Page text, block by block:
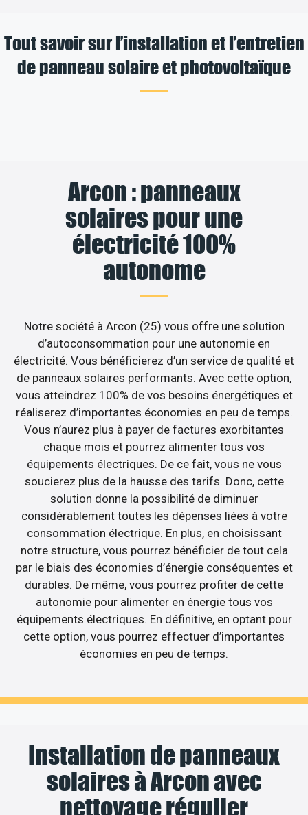
Tout savoir sur l’installation et l’entretien
de panneau solaire et photovoltaïque
Arcon : panneaux
solaires pour une
électricité 100%
autonome
Notre société à Arcon (25) vous offre une solution
d’autoconsommation pour une autonomie en
électricité. Vous bénéficierez d’un service de qualité et
de panneaux solaires performants. Avec cette option,
vous atteindrez 100% de vos besoins énergétiques et
réaliserez d’importantes économies en peu de temps.
Vous n’aurez plus à payer de factures exorbitantes
chaque mois et pourrez alimenter tous vos
équipements électriques. De ce fait, vous ne vous
soucierez plus de la hausse des tarifs. Donc, cette
solution donne la possibilité de diminuer
considérablement toutes les dépenses liées à votre
consommation électrique. En plus, en choisissant
notre structure, vous pourrez bénéficier de tout cela
par le biais des économies d’énergie conséquentes et
durables. De même, vous pourrez profiter de cette
autonomie pour alimenter en énergie tous vos
équipements électriques. En définitive, en optant pour
cette option, vous pourrez effectuer d’importantes
économies en peu de temps.
Installation de panneaux
solaires à Arcon avec
nettoyage régulier